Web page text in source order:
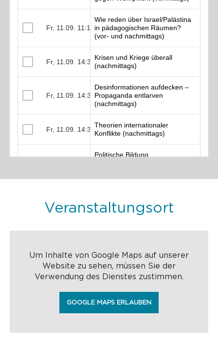
Veranstaltungsort
Um Inhalte von Google Maps auf unserer
Website zu sehen, müssen Sie der
Verwendung des Dienstes zustimmen.
GOOGLE MAPS ERLAUBEN